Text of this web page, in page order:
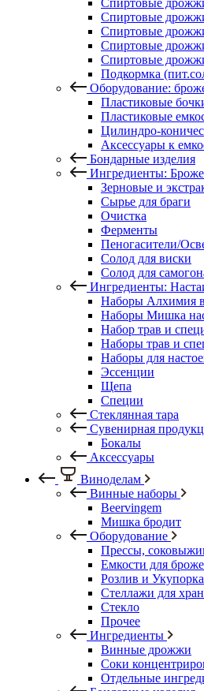
Спиртовые
Спиртовые
Спиртовые
Спиртовые
Спиртовые
Подкормка
Оборудование:
Пластиковые
Пластиковые
Цилиндро-
Аксессуары к
Бондарные изделия
Ингредиенты:
Зерновые и
Сырье для браги
Очистка
Ферменты
Пеногасители/
Солод для виски
Солод для
Ингредиенты:
Наборы Алхимия
Наборы Мишка
Набор трав и
Наборы трав и
Наборы для
Эссенции
Щепа
Специи
Стеклянная тара
Сувенирная
Бокалы
Аксессуары
Виноделам
Винные наборы
Beervingem
Мишка бродит
Оборудование
Прессы,
Емкости для
Розлив и Укупорка
Стеллажи для
Стекло
Прочее
Ингредиенты
Винные дрожжи
Соки
Отдельные